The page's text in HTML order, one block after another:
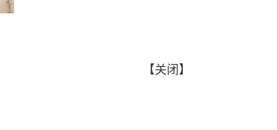
【关闭 】